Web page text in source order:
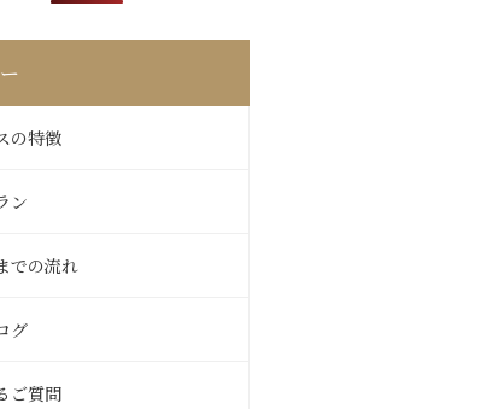
の特徴
ン
での流れ
グ
ご質問